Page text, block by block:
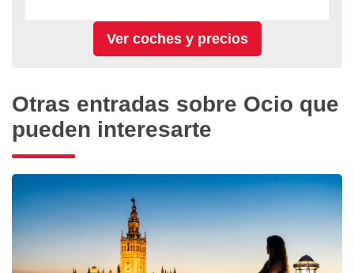
Otras entradas sobre Ocio que
pueden interesarte